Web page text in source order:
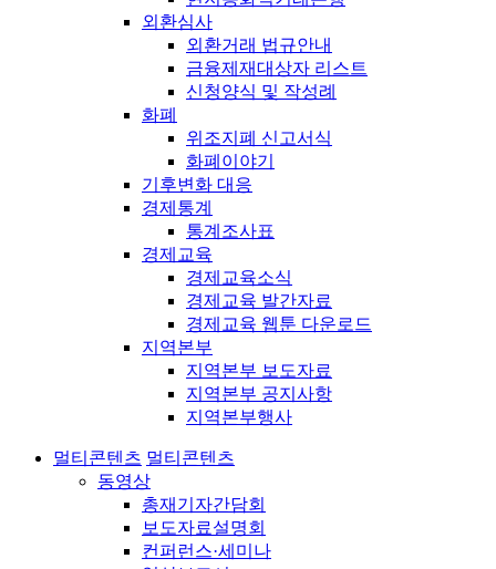
외환심사
외환거래 법규안내
금융제재대상자 리스트
신청양식 및 작성례
화폐
위조지폐 신고서식
화폐이야기
기후변화 대응
경제통계
통계조사표
경제교육
경제교육소식
경제교육 발간자료
경제교육 웹툰 다운로드
지역본부
지역본부 보도자료
지역본부 공지사항
지역본부행사
멀티콘텐츠 멀티콘텐츠
동영상
총재기자간담회
보도자료설명회
컨퍼런스·세미나